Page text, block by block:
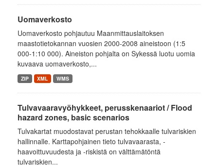
Uomaverkosto
Uomaverkosto pohjautuu Maanmittauslaitoksen
maastotietokannan vuosien 2000-2008 aineistoon (1:5
000-1:10 000). Aineiston pohjalta on Sykessä luotu uomia
kuvaava uomaverkosto,...
ZIP XML WMS
Tulvavaaravyöhykkeet, perusskenaariot / Flood
hazard zones, basic scenarios
Tulvakartat muodostavat perustan tehokkaalle tulvariskien
hallinnalle. Karttapohjainen tieto tulvavaarasta, -
haavoittuvuudesta ja -riskistä on välttämätöntä
tulvariskien...